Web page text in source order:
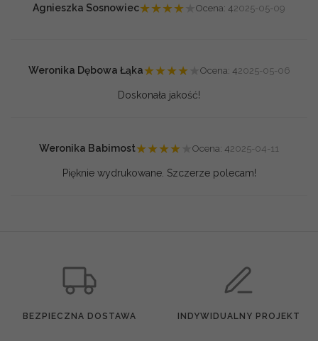
Agnieszka Sosnowiec★★★★ Ocena: 42025-05-09
Weronika Dębowa Łąka★★★★ Ocena: 42025-05-06
Doskonała jakość!
Weronika Babimost★★★★ Ocena: 42025-04-11
Pięknie wydrukowane. Szczerze polecam!
BEZPIECZNA DOSTAWA INDYWIDUALNY PROJEKT